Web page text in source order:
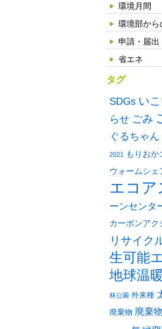
環境月間
環境部から
申請・届出
省エネ
タグ
SDGs い
らせ ごみ
ぐるちゃん
2021
もりおか
ウォームシェ
エコア
ーンセンタ
カーボンアク
リサイク
生可能
地球温
林公園 外来種
廃棄物 廃棄